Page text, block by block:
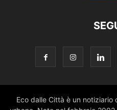
Eco dalle Città è un